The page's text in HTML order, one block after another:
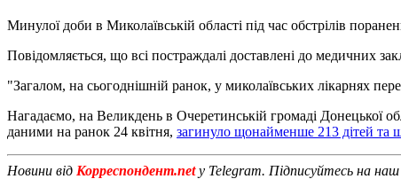
Минулої доби в Миколаївській області під час обстрілів
Повідомляється, що всі постраждалі доставлені до медичних
"Загалом, на сьогоднішній ранок, у миколаївських лікарнях
Нагадаємо, на Великдень в Очеретинській громаді Донецької
даними на ранок 24 квітня, загинуло щонайменше 213 дітей
Новини від Корреспондент.netу Telegram. Підписуйтесь на наш